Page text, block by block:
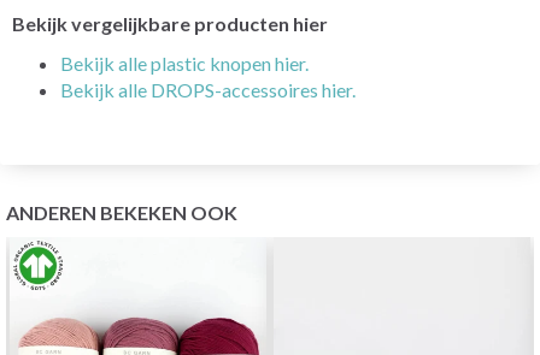
Bekijk vergelijkbare producten hier
Bekijk alle plastic knopen hier.
Bekijk alle DROPS-accessoires hier.
ANDEREN BEKEKEN OOK